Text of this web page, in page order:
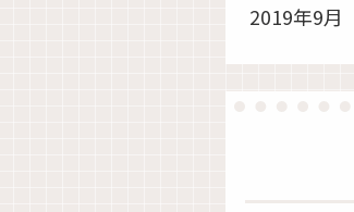
2019年9月